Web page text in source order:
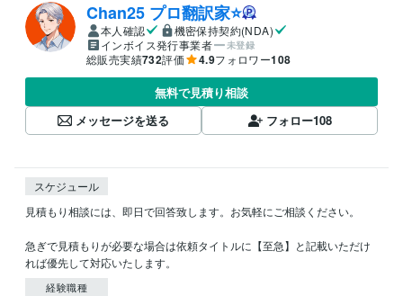
Chan25 プロ翻訳家⭐️
本人確認
機密保持契約(NDA)
インボイス発行事業者
未登録
総販売実績732評価 4.9フォロワー108
無料で見積り相談
メッセージを送る
フォロー108
スケジュール
見積もり相談には、即日で回答致します。お気軽にご相談ください。
急ぎで見積もりが必要な場合は依頼タイトルに【至急】と記載いただけ
経験職種